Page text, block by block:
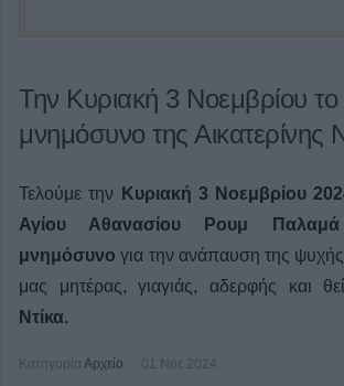
Την Κυριακή 3 Νοεμβρίου
μνημόσυνο της Αικατερίνης
Τελούμε την Κυριακή 3 Νοεμβρίου
Αγίου Αθανασίου Ρουμ
μνημόσυνο για την ανάπαυση της
μας μητέρας, γιαγιάς, αδερφής και
Ντίκα.
Κατηγορία Αρχείο 01 Νοε 2024